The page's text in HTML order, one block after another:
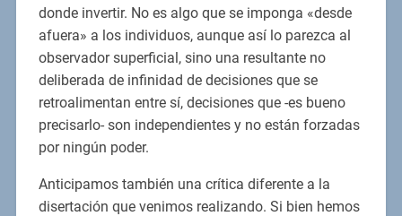
donde invertir. No es algo que se imponga «desde
afuera» a los individuos, aunque así lo parezca al
observador superficial, sino una resultante no
deliberada de infinidad de decisiones que se
retroalimentan entre sí, decisiones que -es bueno
precisarlo- son independientes y no están forzadas
por ningún poder.
Anticipamos también una crítica diferente a la
disertación que venimos realizando. Si bien hemos